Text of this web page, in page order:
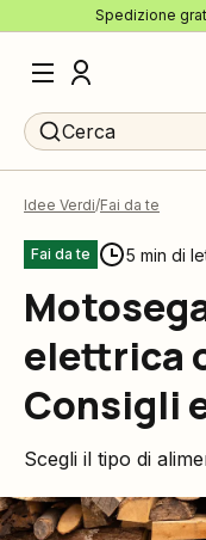
Spedizione
Cerca
Idee Verdi Fai da te
Fai da te 5 min di
elettrica
Consigli
Scegli il tipo di